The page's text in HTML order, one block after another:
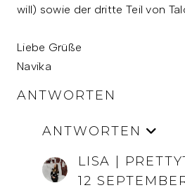
will) sowie der dritte Teil von
Liebe Grüße
Navika
ANTWORTEN
ANTWORTEN
LISA |
12